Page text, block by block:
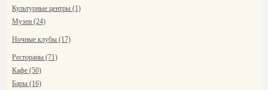
Культурные центры (1)
Музеи (24)
Ночные клубы (17)
Рестораны (71)
Кафе (50)
Бары (16)